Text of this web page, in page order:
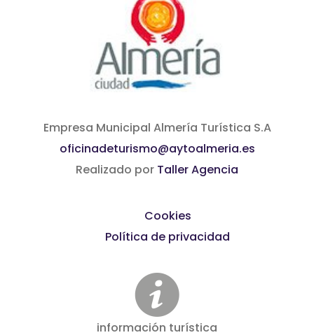
Empresa Municipal Almería Turística S.A
oficinadeturismo@aytoalmeria.es
Realizado por Taller Agencia
Cookies
Política de privacidad
información turística